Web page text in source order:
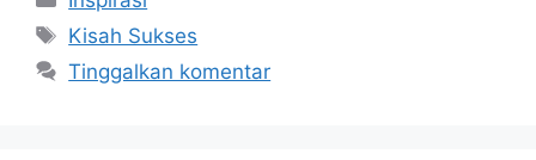
Tag
Kisah Sukses
Tinggalkan komentar